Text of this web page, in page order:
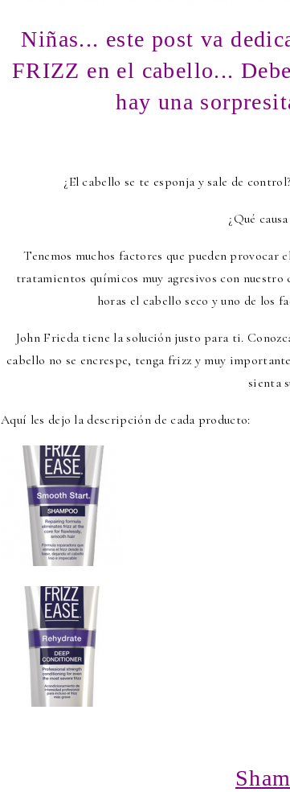
Niñas... este post va
FRIZZ en el cabello...
hay una
¿El cabello se te esponja y sale de
¿Qué
Tenemos muchos factores que pueden provocar
tratamientos químicos muy agresivos con
horas el cabello seco y uno de los
John Frieda tiene la solución justo para ti.
cabello no se encrespe, tenga frizz y muy
sienta
Aquí les dejo la descripción de cada producto: